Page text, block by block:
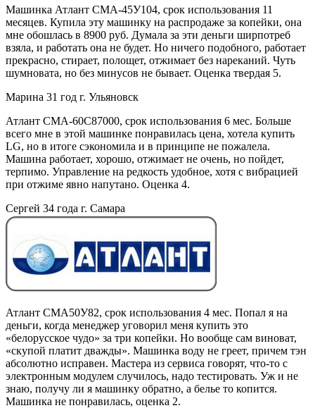
Машинка Атлант СМА-45У104, срок использования 11
месяцев. Купила эту машинку на распродаже за копейки, она
мне обошлась в 8900 руб. Думала за эти деньги ширпотреб
взяла, и работать она не будет. Но ничего подобного, работает
прекрасно, стирает, полощет, отжимает без нареканий. Чуть
шумновата, но без минусов не бывает. Оценка твердая 5.
Марина 31 год г. Ульяновск
Атлант СМА-60С87000, срок использования 6 мес. Больше
всего мне в этой машинке понравилась цена, хотела купить
LG, но в итоге сэкономила и в принципе не пожалела.
Машина работает, хорошо, отжимает не очень, но пойдет,
терпимо. Управление на редкость удобное, хотя с вибрацией
при отжиме явно напутано. Оценка 4.
Сергей 34 года г. Самара
Атлант СМА50У82, срок использования 4 мес. Попал я на
деньги, когда менеджер уговорил меня купить это
«белорусское чудо» за три копейки. Но вообще сам виноват,
«скупой платит дважды». Машинка воду не греет, причем тэн
абсолютно исправен. Мастера из сервиса говорят, что-то с
электронным модулем случилось, надо тестировать. Уж и не
знаю, получу ли я машинку обратно, а белье то копится.
Машинка не понравилась, оценка 2.